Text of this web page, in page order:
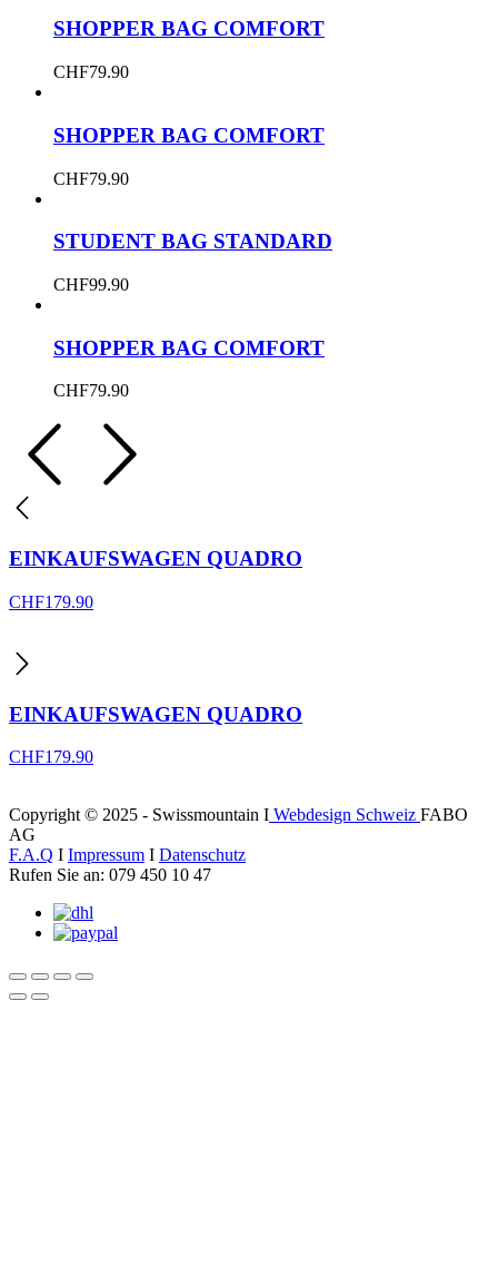
SHOPPER BAG COMFORT
CHF79.90
SHOPPER BAG COMFORT
CHF79.90
STUDENT BAG STANDARD
CHF99.90
SHOPPER BAG COMFORT
CHF79.90
EINKAUFSWAGEN QUADRO
CHF179.90
EINKAUFSWAGEN QUADRO
CHF179.90
Copyright © 2025 - Swissmountain I Webdesign Schweiz FABO
AG
F.A.Q I Impressum I Datenschutz
Rufen Sie an: 079 450 10 47